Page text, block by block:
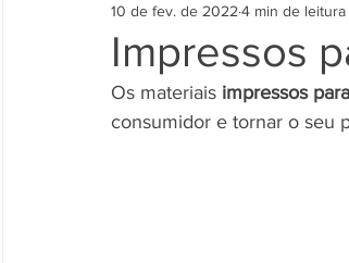
Impressos
10 de fev. de 2022 4 min de leitura
Os materiais impressos
consumidor e tornar o seu